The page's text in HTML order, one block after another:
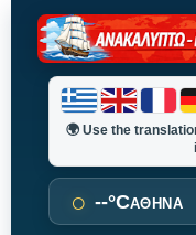
🌍Use the
○ --°CΑΘΗΝΑ